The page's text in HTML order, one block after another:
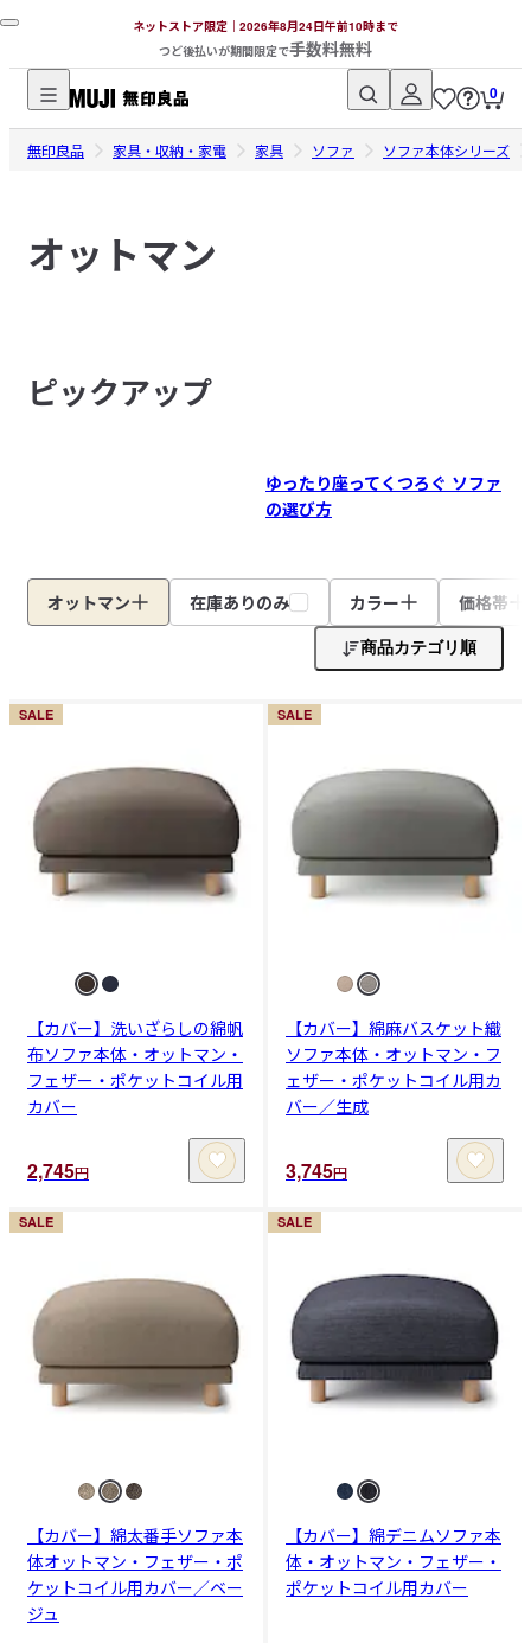
ネットストア限定｜2026年8月24日午前10時まで
つど後払いが期間限定で手数料無料
無
印
ネ
ッ
ア
0
無印良品 家具・収納・家電 家具 ソファ ソファ本体シリーズ
オットマン
ピックアップ
ゆったり座ってくつろぐ ソファ
の選び方
オットマン 在庫ありのみ カラー 価格帯
商品カテゴリ順
SALE
【カバー】洗いざらしの綿帆
布ソファ本体・オットマン・
フェザー・ポケットコイル用
カバー
2,745円
SALE
【カバー】綿麻バスケット織
ソファ本体・オットマン・フ
ェザー・ポケットコイル用カ
バー／生成
3,745円
SALE
【カバー】綿太番手ソファ本
体オットマン・フェザー・ポ
ケットコイル用カバー／ベー
ジュ
SALE
【カバー】綿デニムソファ本
体・オットマン・フェザー・
ポケットコイル用カバー